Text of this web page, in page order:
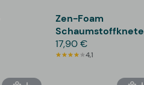
Zen-Foam
Schaumstoffknete
17,90 €
4,1